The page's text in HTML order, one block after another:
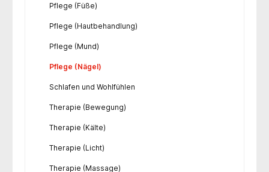
Pflege (Füße)
Pflege (Hautbehandlung)
Pflege (Mund)
Pflege (Nägel)
Schlafen und Wohlfühlen
Therapie (Bewegung)
Therapie (Kälte)
Therapie (Licht)
Therapie (Massage)